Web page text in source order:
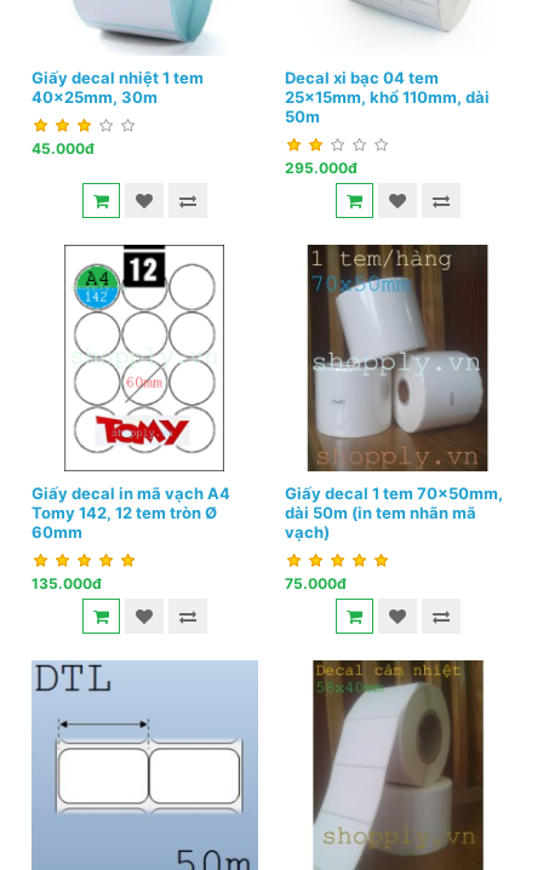
Giấy decal nhiệt 1 tem
40x25mm, 30m
45.000đ
Decal xi bạc 04 tem
25x15mm, khổ 110mm, dài
50m
295.000đ
Giấy decal in mã vạch A4
Tomy 142, 12 tem tròn Ø
60mm
135.000đ
Giấy decal 1 tem 70x50mm,
dài 50m (in tem nhãn mã
vạch)
75.000đ